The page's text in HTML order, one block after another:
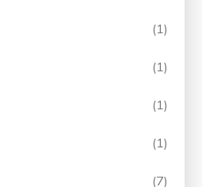
(1)
(1)
(1)
(1)
(7)